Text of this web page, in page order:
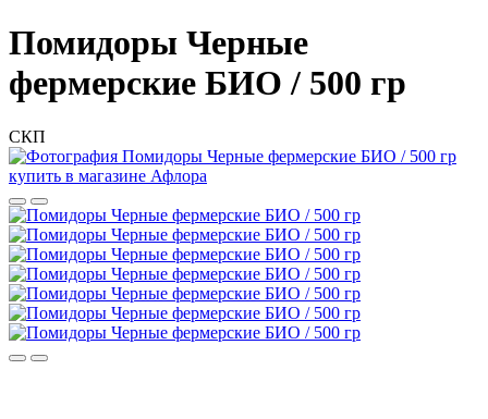
Помидоры Черные
фермерские БИО / 500 гр
СКП